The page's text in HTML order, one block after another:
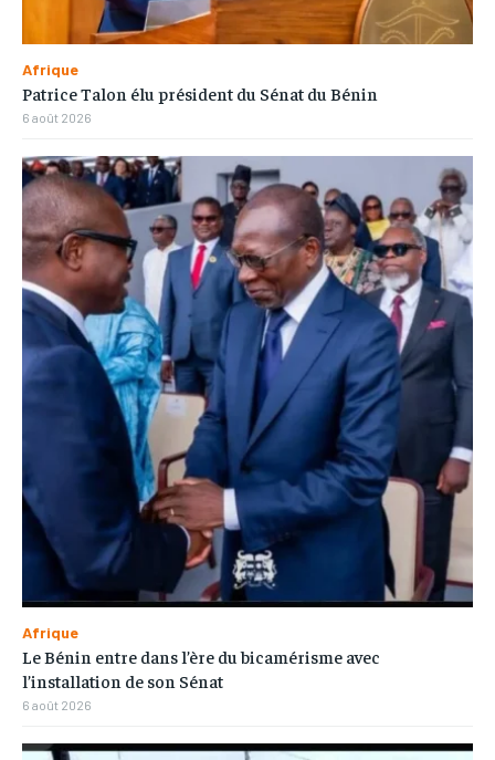
Afrique
Patrice Talon élu président du Sénat du Bénin
6 août 2026
Afrique
Le Bénin entre dans l’ère du bicamérisme avec
l’installation de son Sénat
6 août 2026